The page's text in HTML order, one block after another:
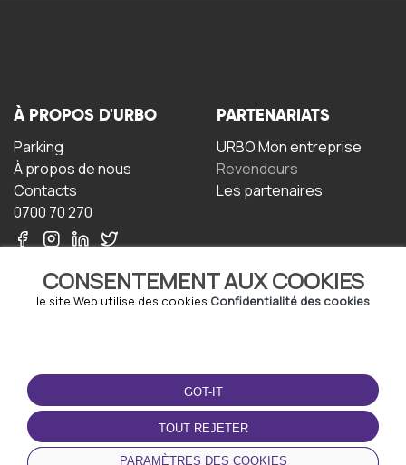
CONSENTEMENT AUX COOKIES
le site Web utilise des cookies Confidentialité des cookies
GOT-IT
TOUT REJETER
PARAMÈTRES DES COOKIES
À PROPOS D'URBO
Parking
À propos de nous
Contacts
0700 70 270
PARTENARIATS
URBO Mon entreprise
Revendeurs
Les partenaires
TERMS-OF-USE
Termes et conditions
Politique de confidentialité
Politique relative aux
cookies
TÉLÉCHARGEZ
L'APPLICATION